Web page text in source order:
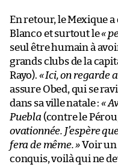
En retour, le Mexique
Blanco et surtout le«
seul être humain à
grands clubs de la
Rayo). «Ici, on regarde
assure Obed, qui se
dans sa ville natale : «
Puebla (contre le
ovationnée. J’espère
fera de même.»Voir un
conquis, voilà qui ne